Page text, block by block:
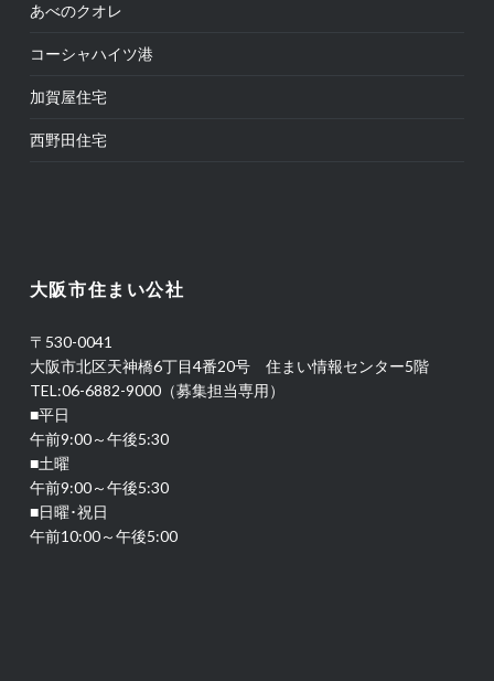
あべのクオレ
コーシャハイツ港
加賀屋住宅
西野田住宅
大阪市住まい公社
〒530-0041
大阪市北区天神橋6丁目4番20号 住まい情報センター5階
TEL:06-6882-9000（募集担当専用）
■平日
午前9:00～午後5:30
■土曜
午前9:00～午後5:30
■日曜･祝日
午前10:00～午後5:00